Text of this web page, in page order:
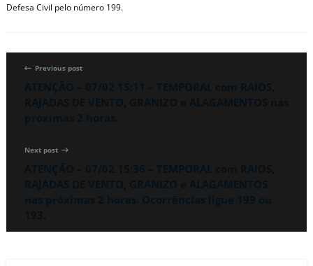
Defesa Civil pelo número 199.
Previous post
Next post